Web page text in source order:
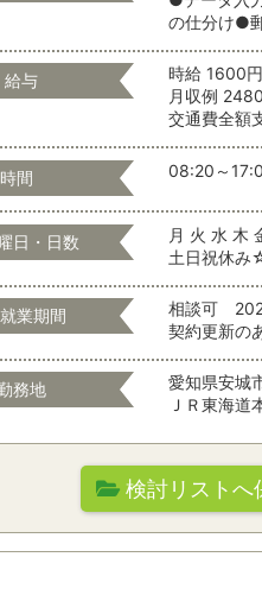
駅名から検索
職種を選ぶ
こだわりの
お仕事の特徴
勤務先の特徴
の仕分け●
給与
時給 1600円
月収例
交通費全額
時間 08:20～
日・日数
月 火 水 木
土日祝休み
就業期間
相談可
契約更新の
務地
愛知県安城
ＪＲ東海
検討リストへ